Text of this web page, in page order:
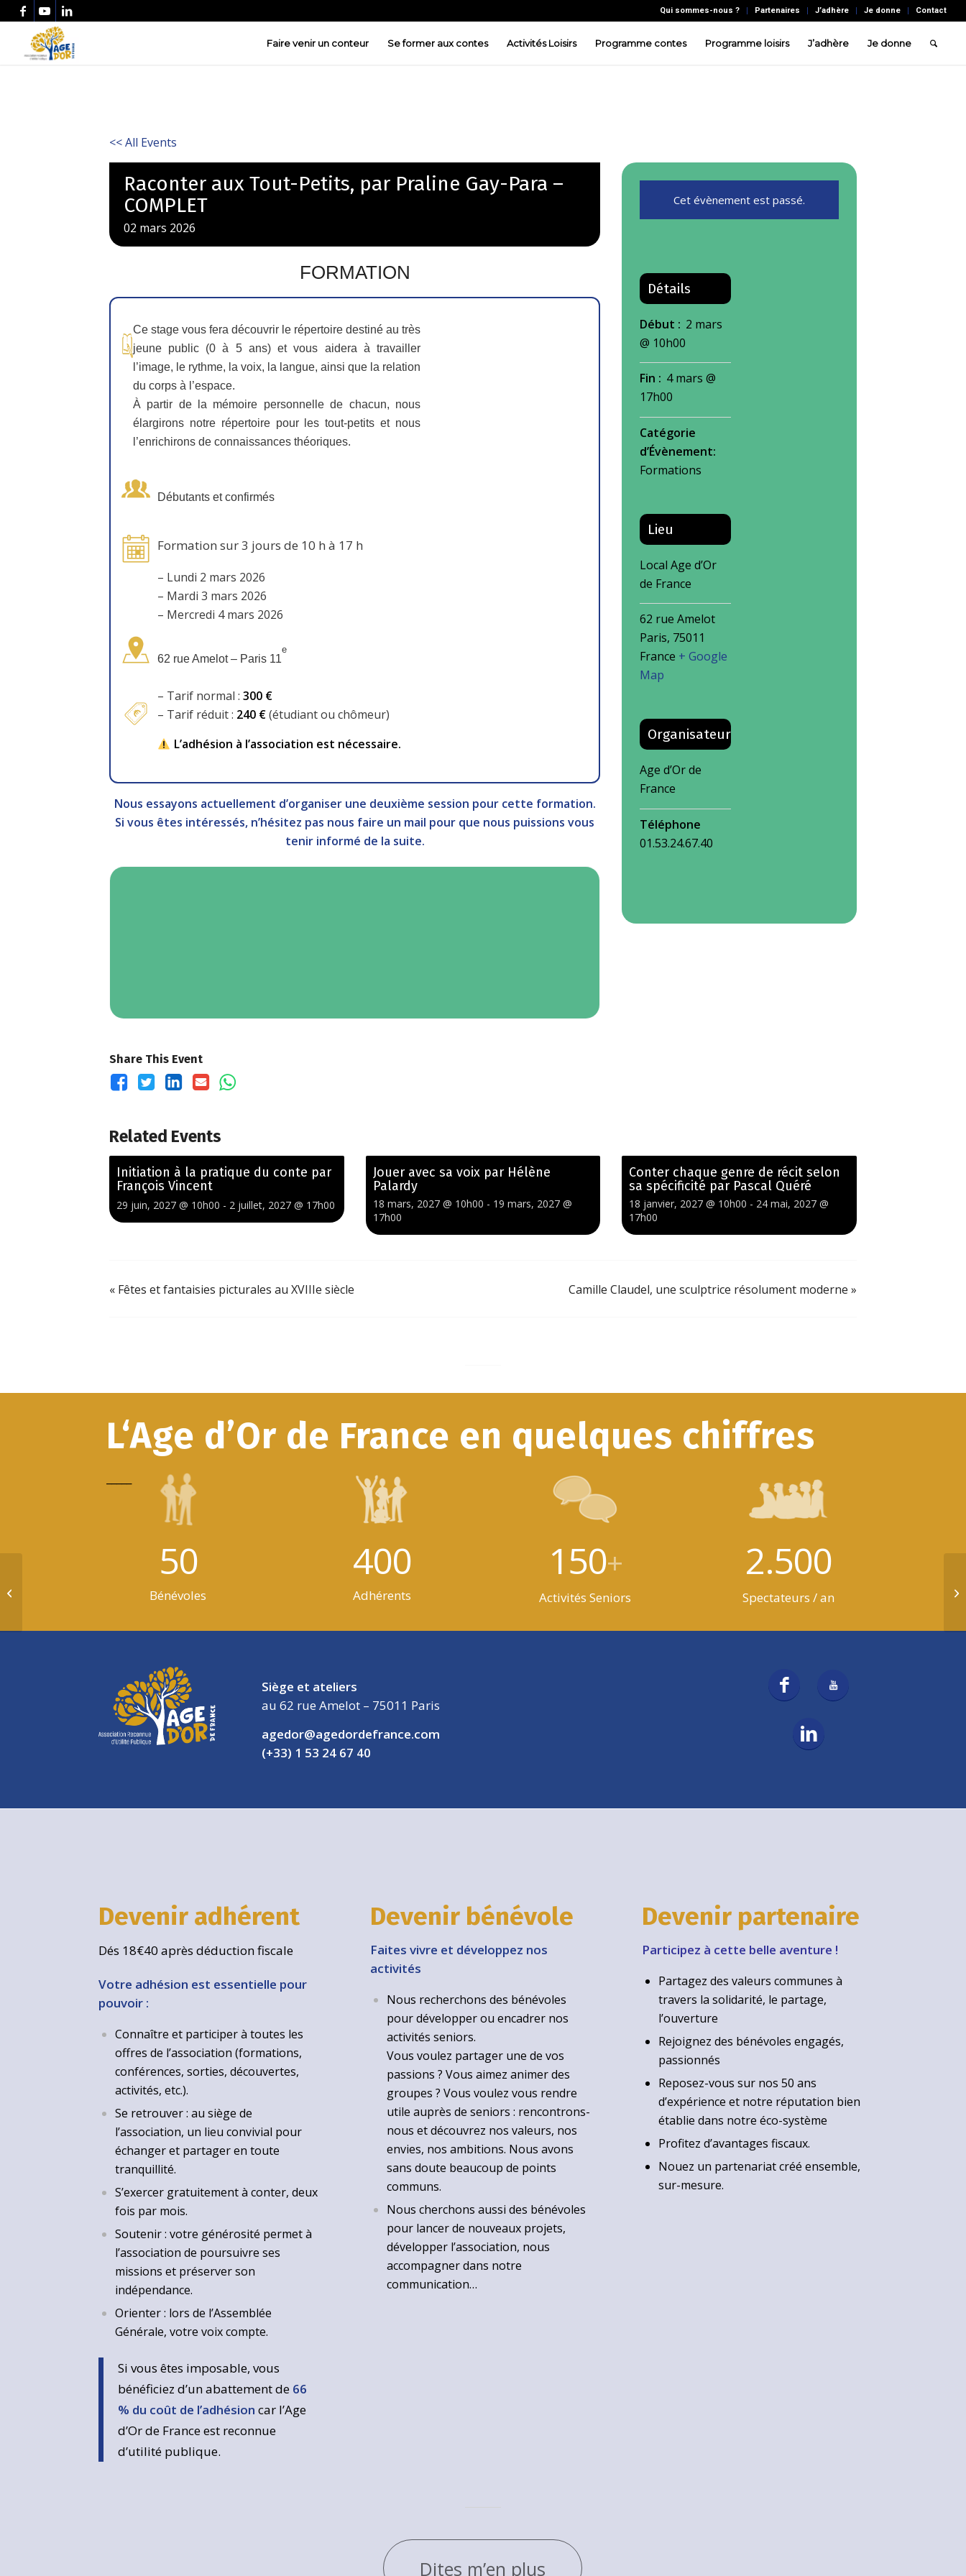
Qui sommes-nous ? Partenaires J’adhère Je donne Contact
Faire venir un conteur Se former aux contes Activités Loisirs Programme contes Programme loisirs J’adhère Je donne
<< All Events
Raconter aux Tout-Petits, par Praline Gay-Para –
COMPLET
02 mars 2026
FORMATION
Ce stage vous fera découvrir le répertoire destiné au très
jeune public (0 à 5 ans) et vous aidera à travailler
l’image, le rythme, la voix, la langue, ainsi que la relation
du corps à l’espace.
À partir de la mémoire personnelle de chacun, nous
élargirons notre répertoire pour les tout-petits et nous
l’enrichirons de connaissances théoriques.
Débutants et confirmés
Formation sur 3 jours de 10 h à 17 h
– Lundi 2 mars 2026
– Mardi 3 mars 2026
– Mercredi 4 mars 2026
62 rue Amelot – Paris 11
e
– Tarif normal :300 €
– Tarif réduit : 240 €(étudiant ou chômeur)
L’adhésion à l’association est nécessaire.
Nous essayons actuellement d’organiser une deuxième session pour cette formation.
Si vous êtes intéressés, n’hésitez pas nous faire un mail pour que nous puissions vous
tenir informé de la suite.
Share This Event
Cet évènement est passé.
Détails
Début : 2 mars
@ 10h00
Fin : 4 mars @
17h00
Catégorie
d’Évènement:
Formations
Lieu
Local Age d’Or
de France
62 rue Amelot
Paris, 75011
France + Google
Map
Organisateur
Age d’Or de
France
Téléphone
01.53.24.67.40
Related Events
Initiation à la pratique du conte par
François Vincent
29 juin, 2027 @ 10h00 - 2 juillet, 2027 @ 17h00
Jouer avec sa voix par Hélène
Palardy
18 mars, 2027 @ 10h00 - 19 mars, 2027 @
17h00
Conter chaque genre de récit selon
sa spécificité par Pascal Quéré
18 janvier, 2027 @ 10h00 - 24 mai, 2027 @
17h00
« Fêtes et fantaisies picturales au XVIIIe siècle Camille Claudel, une sculptrice résolument moderne »
L‘Age d’Or de France en quelques chiffres
50
Bénévoles
400
Adhérents
150+
Activités Seniors
2.500
Spectateurs / an
Siège et ateliers
au 62 rue Amelot – 75011 Paris
agedor@agedordefrance.com
(+33) 1 53 24 67 40
Devenir adhérent
Dés 18€40 après déduction fiscale
Votre adhésion est essentielle pour
pouvoir :
Connaître et participer à toutes les
offres de l’association (formations,
conférences, sorties, découvertes,
activités, etc.).
Se retrouver : au siège de
l’association, un lieu convivial pour
échanger et partager en toute
tranquillité.
S’exercer gratuitement à conter, deux
fois par mois.
Soutenir : votre générosité permet à
l’association de poursuivre ses
missions et préserver son
indépendance.
Orienter : lors de l’Assemblée
Générale, votre voix compte.
Si vous êtes imposable, vous
bénéficiez d’un abattement de 66
% du coût de l’adhésioncar l’Age
d’Or de France est reconnue
d’utilité publique.
Devenir bénévole
Faites vivre et développez nos
activités
Nous recherchons des bénévoles
pour développer ou encadrer nos
activités seniors.
Vous voulez partager une de vos
passions ? Vous aimez animer des
groupes ? Vous voulez vous rendre
utile auprès de seniors : rencontrons-
nous et découvrez nos valeurs, nos
envies, nos ambitions. Nous avons
sans doute beaucoup de points
communs.
Nous cherchons aussi des bénévoles
pour lancer de nouveaux projets,
développer l’association, nous
accompagner dans notre
communication…
Devenir partenaire
Participez à cette belle aventure !
Partagez des valeurs communes à
travers la solidarité, le partage,
l’ouverture
Rejoignez des bénévoles engagés,
passionnés
Reposez-vous sur nos 50 ans
d’expérience et notre réputation bien
établie dans notre éco-système
Profitez d’avantages fiscaux.
Nouez un partenariat créé ensemble,
sur-mesure.
Dites m’en plus